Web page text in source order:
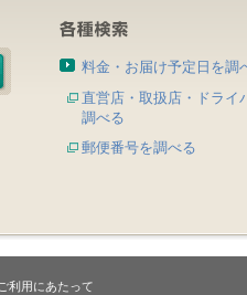
料金・お届け予定日を調
直営店・取扱店・ドライ
調べる
郵便番号を調べる
利用にあたって